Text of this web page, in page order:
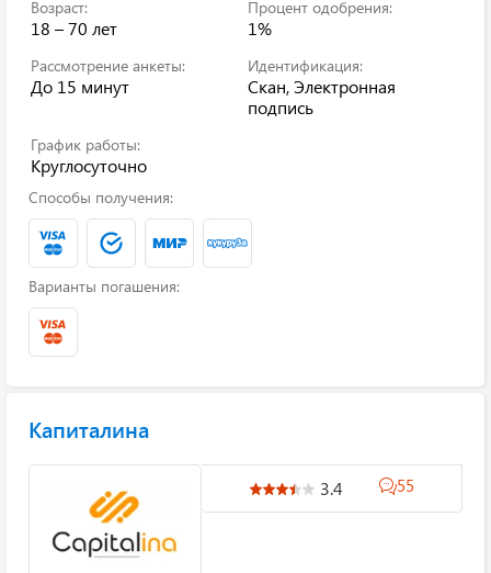
Возраст:
18 – 70 лет
Процент одобрения:
1%
Рассмотрение анкеты:
До 15 минут
Идентификация:
Скан, Электронная
подпись
График работы:
Круглосуточно
Способы получения:
Варианты погашения:
Капиталина
3.4 55